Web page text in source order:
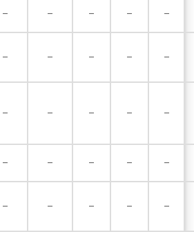
– – – – –
– – – – –
– – – – –
– – – – –
– – – – –